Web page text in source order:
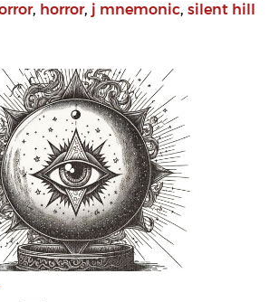
, horror, j mnemonic, silent hill